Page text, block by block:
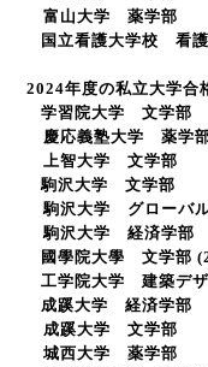
富山大学 薬学部
国立看護大学校 看
2024年度の私立大学
学習院大学 文学部
慶応義塾大学 薬学
上智大学 文学部
駒沢大学 文学部
駒沢大学 グローバ
駒沢大学 経済学部
國學院大學 文学部
工学院大学 建築デ
成蹊大学 経済学部
成蹊大学 文学部
城西大学 薬学部